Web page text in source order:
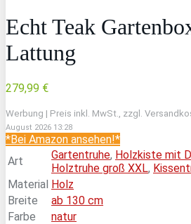
Echt Teak
Lattung
279,99 €
Werbung | Preis inkl. MwSt., zzgl.
August 2026 13:28
*Bei Amazon ansehen!*
Art
Gartentruhe, Holzkiste mit
Holztruhe groß XXL,
Material Holz
Breite
ab 130 cm
Farbe
natur